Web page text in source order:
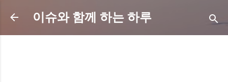
기본 콘텐츠로 건너뛰기
이슈와 함께 하는 하루